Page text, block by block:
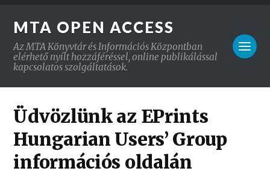
MTA OPEN ACCESS
Az MTA Könyvtár és Információs Központban
elérhető nyílt hozzáféréssel, online publikálással
kapcsolatos szolgáltatások.
Üdvözlünk az EPrints
Hungarian Users’ Group
információs oldalán